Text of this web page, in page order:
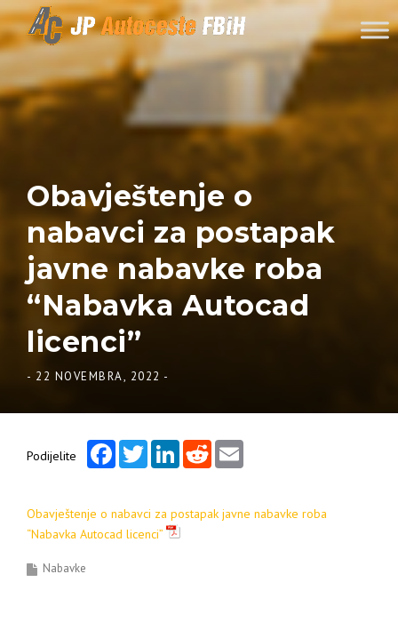
Skip to content
Obavještenje o
nabavci za postapak
javne nabavke roba
“Nabavka Autocad
licenci”
- 22 NOVEMBRA, 2022 -
Podijelite
FacebookTwitterLinkedInReddit
Obavještenje o nabavci za postapak javne nabavke roba
“Nabavka Autocad licenci”
Nabavke